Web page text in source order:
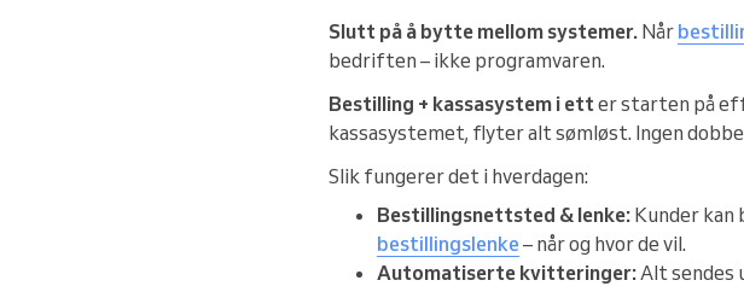
Slutt på å bytte mellom systemer. Når
bedriften – ikke programvaren.
Bestilling + kassasystem i ett er starten på
kassasystemet, flyter alt sømløst. Ingen
Slik fungerer det i hverdagen:
Bestillingsnettsted & lenke: Kunder
bestillingslenke – når og hvor de vil.
Automatiserte kvitteringer: Alt sendes